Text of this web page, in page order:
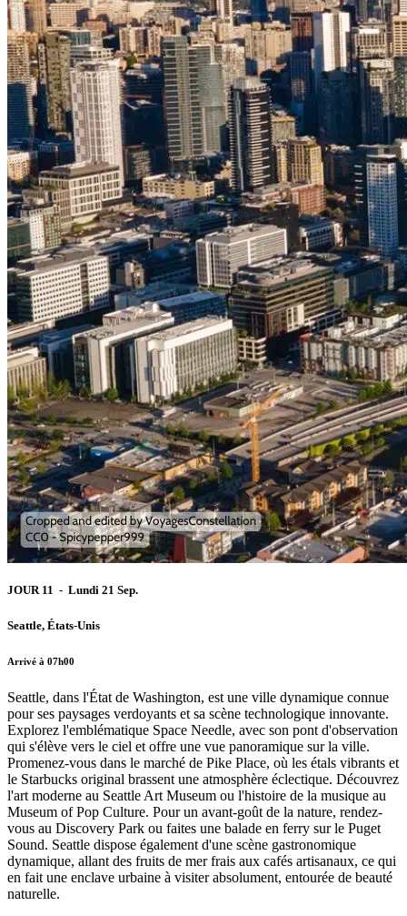
JOUR 11 - Lundi 21 Sep.
Seattle, États-Unis
Arrivé à 07h00
Seattle, dans l'État de Washington, est une ville dynamique connue
pour ses paysages verdoyants et sa scène technologique innovante.
Explorez l'emblématique Space Needle, avec son pont d'observation
qui s'élève vers le ciel et offre une vue panoramique sur la ville.
Promenez-vous dans le marché de Pike Place, où les étals vibrants et
le Starbucks original brassent une atmosphère éclectique. Découvrez
l'art moderne au Seattle Art Museum ou l'histoire de la musique au
Museum of Pop Culture. Pour un avant-goût de la nature, rendez-
vous au Discovery Park ou faites une balade en ferry sur le Puget
Sound. Seattle dispose également d'une scène gastronomique
dynamique, allant des fruits de mer frais aux cafés artisanaux, ce qui
en fait une enclave urbaine à visiter absolument, entourée de beauté
naturelle.